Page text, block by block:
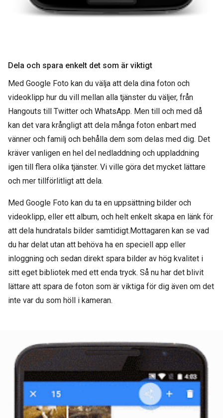
Dela och spara enkelt det som är viktigt
Med Google Foto kan du välja att dela dina foton och
videoklipp hur du vill mellan alla tjänster du väljer, från
Hangouts till Twitter och WhatsApp. Men till och med då
kan det vara krångligt att dela många foton enbart med
vänner och familj och behålla dem som delas med dig. Det
kräver vanligen en hel del nedladdning och uppladdning
igen till flera olika tjänster. Vi ville göra det mycket lättare
och mer tillförlitligt att dela.
Med Google Foto kan du ta en uppsättning bilder och
videoklipp, eller ett album, och helt enkelt skapa en länk för
att dela hundratals bilder samtidigt.Mottagaren kan se vad
du har delat utan att behöva ha en speciell app eller
inloggning och sedan direkt spara bilder av hög kvalitet i
sitt eget bibliotek med ett enda tryck. Så nu har det blivit
lättare att spara de foton som är viktiga för dig även om det
inte var du som höll i kameran.